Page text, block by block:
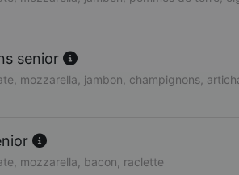
senior
mozzarella, jambon, champignons,
mozzarella, bacon, raclette